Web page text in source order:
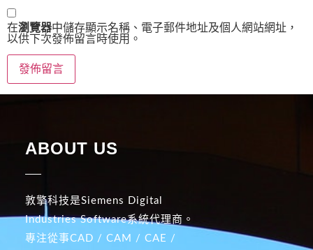
在瀏覽器中儲存顯示名稱、電子郵件地址及個人網站網址，
以供下次發佈留言時使用。
ABOUT US
敦擎科技是Siemens Digital
Industries Software系統代理商。
專注從事CAD / CAM / CAE /